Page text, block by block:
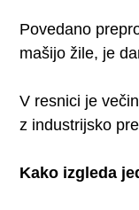
Povedano
mašijo žile, je
V resnici je
z industrijsko
Kako izgleda